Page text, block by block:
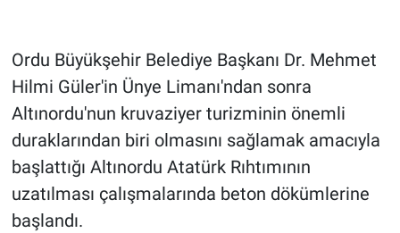
Ordu Büyükşehir Belediye Başkanı Dr. Mehmet
Hilmi Güler'in Ünye Limanı'ndan sonra
Altınordu'nun kruvaziyer turizminin önemli
duraklarından biri olmasını sağlamak amacıyla
başlattığı Altınordu Atatürk Rıhtımının
uzatılması çalışmalarında beton dökümlerine
başlandı.